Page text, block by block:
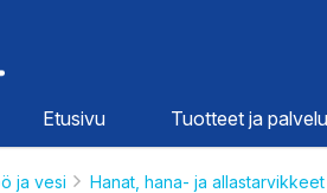
Etusivu Tuotteet ja
ja vesi Hanat, hana- ja allastarvikkeet